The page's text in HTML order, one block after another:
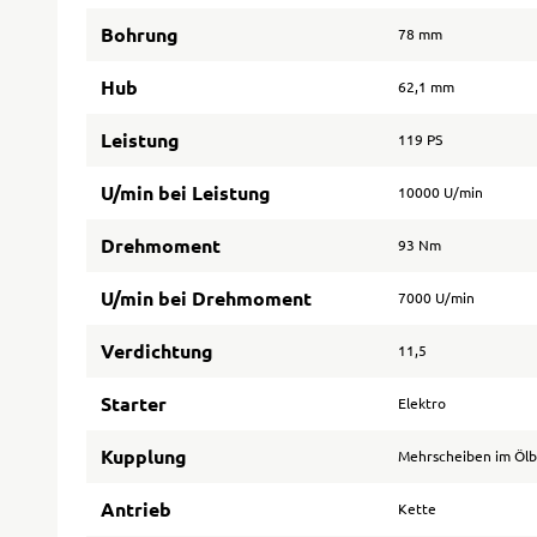
Bohrung 78 mm
Hub 62,1 mm
Leistung 119 PS
U/min bei Leistung 10000 U/min
Drehmoment 93 Nm
U/min bei Drehmoment 7000 U/min
Verdichtung 11,5
Starter Elektro
Kupplung Mehrscheiben im
Antrieb Kette